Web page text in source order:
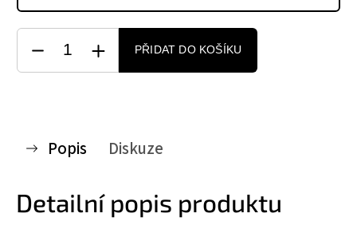
PŘIDAT DO KOŠÍKU
Popis Diskuze
Detailní popis produktu